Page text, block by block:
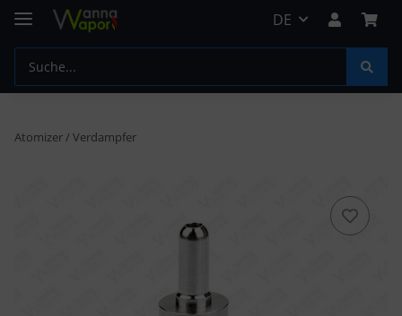
DE
Atomizer / Verdampfer